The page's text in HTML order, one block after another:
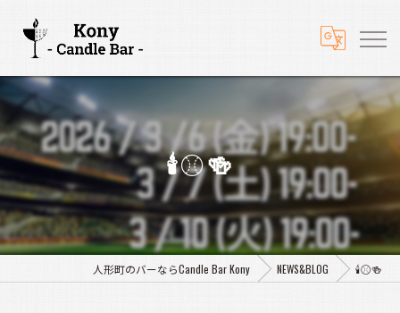
🕯️⚾🍻
人形町のバーならCandle Bar Kony NEWS&BLOG 🕯️⚾🍻